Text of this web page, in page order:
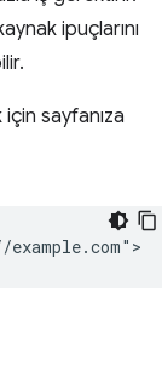
ipuçlarını
için sayfanıza